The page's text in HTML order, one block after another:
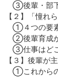
③後輩・部下
【２】「憧れ
①４つの要素
②後輩育成が
③仕事はどこ
【３】後輩が
①これからの